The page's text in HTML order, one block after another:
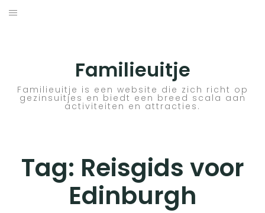
Skip
Familieuitje
Familieuitje is een website die zich richt op
gezinsuitjes en biedt een breed scala aan
activiteiten en attracties.
Tag: Reisgids voor
Edinburgh
HOTELTIPS